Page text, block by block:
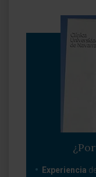
Experiencia